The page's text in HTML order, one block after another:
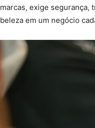
marcas, exige segurança,
beleza em um negócio